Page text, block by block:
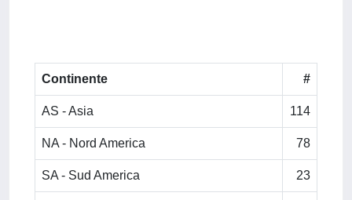
Continente #
AS - Asia 114
NA - Nord America 78
SA - Sud America 23